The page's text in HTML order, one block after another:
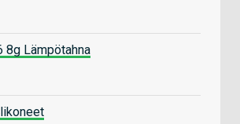
8g Lämpötahna